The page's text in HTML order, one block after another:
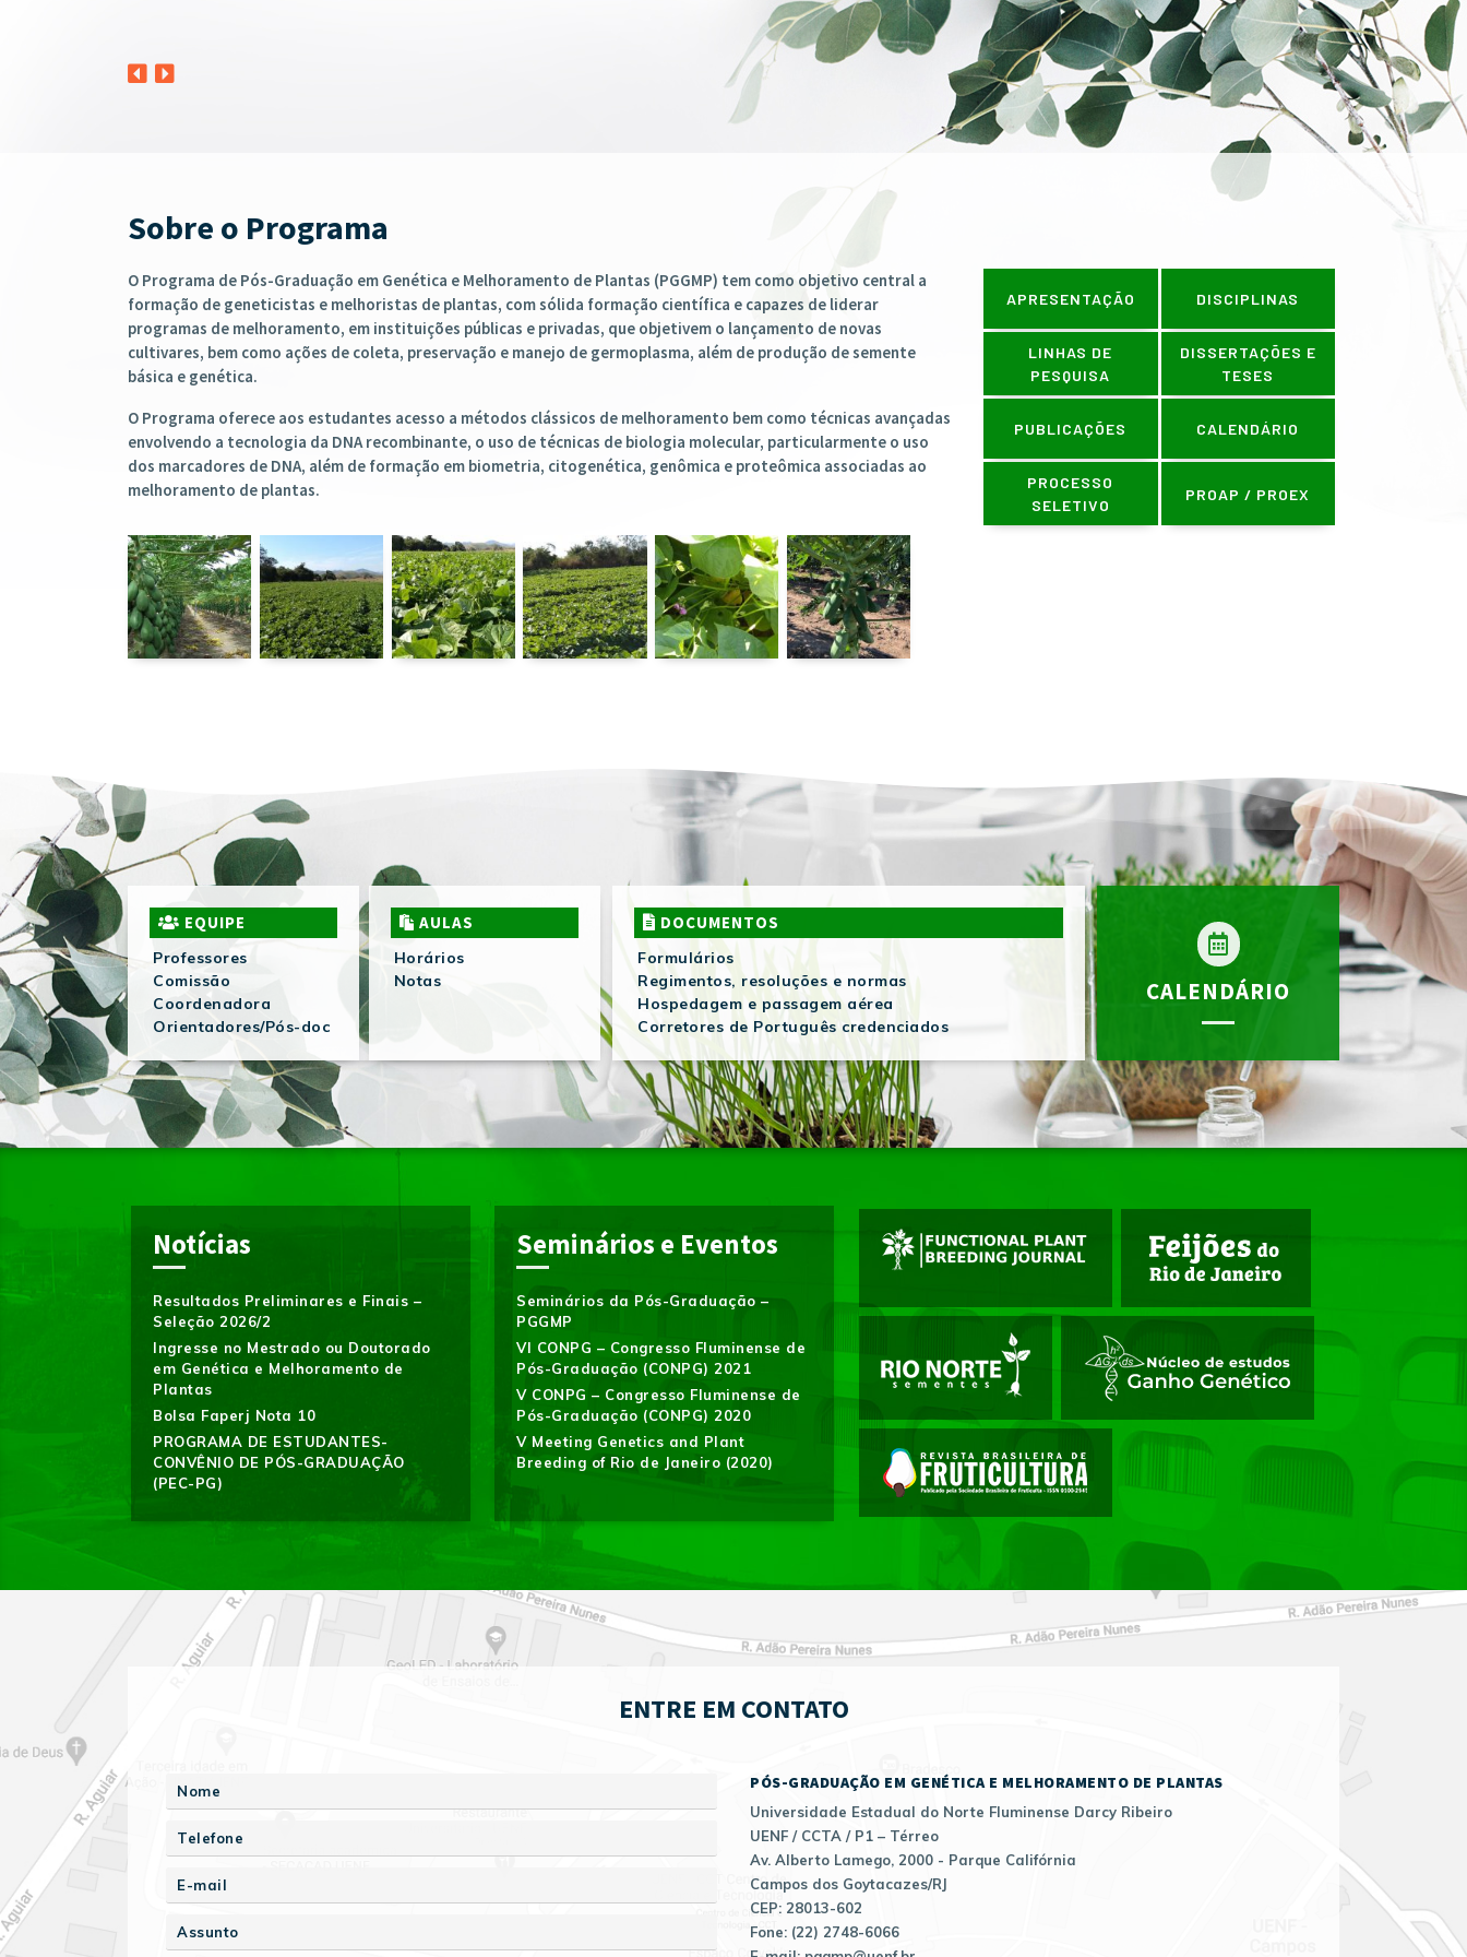
JÁ ESTÁ ABERTO E AS INSCRIÇÕES OCORREM NO PERÍODO DE 1º A
31/05/2026.
CLIQUE ACIMA E SAIBA MAIS
Sobre o Programa
O Programa de Pós-Graduação em Genética e Melhoramento de Plantas (PGGMP) tem como objetivo central a
formação de geneticistas e melhoristas de plantas, com sólida formação científica e capazes de liderar
programas de melhoramento, em instituições públicas e privadas, que objetivem o lançamento de novas
cultivares, bem como ações de coleta, preservação e manejo de germoplasma, além de produção de semente
básica e genética.
O Programa oferece aos estudantes acesso a métodos clássicos de melhoramento bem como técnicas avançadas
envolvendo a tecnologia da DNA recombinante, o uso de técnicas de biologia molecular, particularmente o uso
dos marcadores de DNA, além de formação em biometria, citogenética, genômica e proteômica associadas ao
melhoramento de plantas.
APRESENTAÇÃO DISCIPLINAS
LINHAS DE
PESQUISA
DISSERTAÇÕES E
TESES
PUBLICAÇÕES CALENDÁRIO
PROCESSO
SELETIVO
PROAP / PROEX
EQUIPE
Professores
Comissão
Coordenadora
Orientadores/Pós-doc
AULAS
Horários
Notas
DOCUMENTOS
Formulários
Regimentos, resoluções e normas
Hospedagem e passagem aérea
Corretores de Português credenciados
CALENDÁRIO
Notícias
Resultados Preliminares e Finais –
Seleção 2026/2
Ingresse no Mestrado ou Doutorado
em Genética e Melhoramento de
Plantas
Bolsa Faperj Nota 10
PROGRAMA DE ESTUDANTES-
CONVÊNIO DE PÓS-GRADUAÇÃO
(PEC-PG)
Seminários e Eventos
Seminários da Pós-Graduação –
PGGMP
VI CONPG – Congresso Fluminense de
Pós-Graduação (CONPG) 2021
V CONPG – Congresso Fluminense de
Pós-Graduação (CONPG) 2020
V Meeting Genetics and Plant
Breeding of Rio de Janeiro (2020)
ENTRE EM CONTATO
PÓS-GRADUAÇÃO EM GENÉTICA E MELHORAMENTO DE PLANTAS
Universidade Estadual do Norte Fluminense Darcy Ribeiro
UENF / CCTA / P1 – Térreo
Av. Alberto Lamego, 2000 - Parque Califórnia
Campos dos Goytacazes/RJ
CEP: 28013-602
Fone: (22) 2748-6066